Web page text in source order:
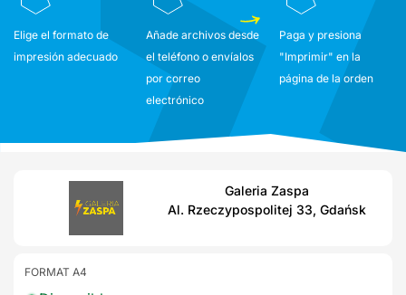
Elige el formato de
impresión adecuado
Añade archivos desde
el teléfono o envíalos
por correo
electrónico
Paga y presiona
"Imprimir" en la
página de la orden
Galeria Zaspa
Al. Rzeczypospolitej 33, Gdańsk
FORMAT A4